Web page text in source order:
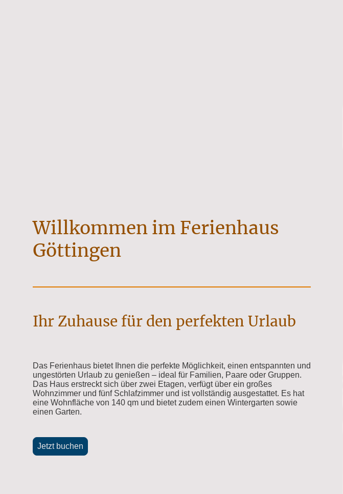
Willkommen im Ferienhaus
Göttingen
Ihr Zuhause für den perfekten Urlaub
Das Ferienhaus bietet Ihnen die perfekte Möglichkeit, einen entspannten und
ungestörten Urlaub zu genießen – ideal für Familien, Paare oder Gruppen.
Das Haus erstreckt sich über zwei Etagen, verfügt über ein großes
Wohnzimmer und fünf Schlafzimmer und ist vollständig ausgestattet. Es hat
eine Wohnfläche von 140 qm und bietet zudem einen Wintergarten sowie
einen Garten.
Jetzt buchen